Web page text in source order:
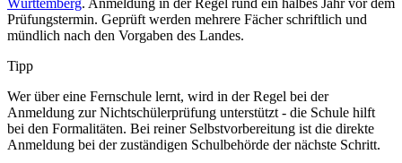
Prüfungstermin. Geprüft werden mehrere Fächer schriftlich und
mündlich nach den Vorgaben des Landes.
Tipp
Wer über eine Fernschule lernt, wird in der Regel bei der
Anmeldung zur Nichtschülerprüfung unterstützt - die Schule hilft
bei den Formalitäten. Bei reiner Selbstvorbereitung ist die direkte
Anmeldung bei der zuständigen Schulbehörde der nächste Schritt.